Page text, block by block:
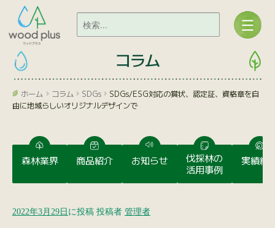
コラム
ホーム コラム SDGs
SDGs/ESG対応の賞状、認定証、資格章を自
由に地域らしいオリジナルデザインで
森林業界 商品紹介 お知らせ
伐採林の
活用事例
実績紹
2022年3月29日 に投稿 投稿者 管理者